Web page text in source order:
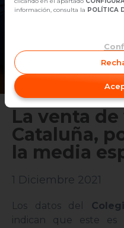
Empleo
Oficinas
La venta
Cataluña,
la media
1 Diciembre 2021
Los datos del
indican que este
información, consulta la POLÍTICA